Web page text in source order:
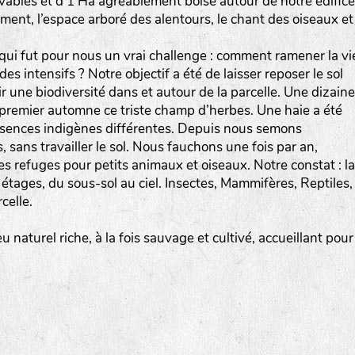
l’espace arboré des alentours, le chant des oiseaux et
fut pour nous un vrai challenge : comment ramener la
intensifs ? Notre objectif a été de laisser reposer le sol
biodiversité dans et autour de la parcelle. Une dizaine
automne ce triste champ d’herbes. Une haie a été
indigènes différentes. Depuis nous semons
travailler le sol. Nous fauchons une fois par an,
refuges pour petits animaux et oiseaux. Notre constat : la
du sous-sol au ciel. Insectes, Mammifères, Reptiles,
naturel riche, à la fois sauvage et cultivé, accueillant pour